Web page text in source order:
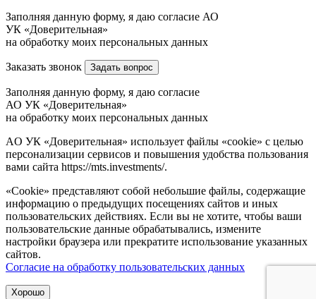
Заполняя данную форму, я даю согласие АО
УК «Доверительная»
на обработку моих персональных данных
Заказать звонок Задать вопрос
Заполняя данную форму, я даю согласие
АО УК «Доверительная»
на обработку моих персональных данных
AO УК «Доверительная» использует файлы «cookie» с целью
персонализации сервисов и повышения удобства пользования
вами сайта https://mts.investments/.
«Cookie» представляют собой небольшие файлы, содержащие
информацию о предыдущих посещениях сайтов и иных
пользовательских действиях. Если вы не хотите, чтобы ваши
пользовательские данные обрабатывались, измените
настройки браузера или прекратите использование указанных
сайтов.
Согласие на обработку пользовательских данных
Хорошо